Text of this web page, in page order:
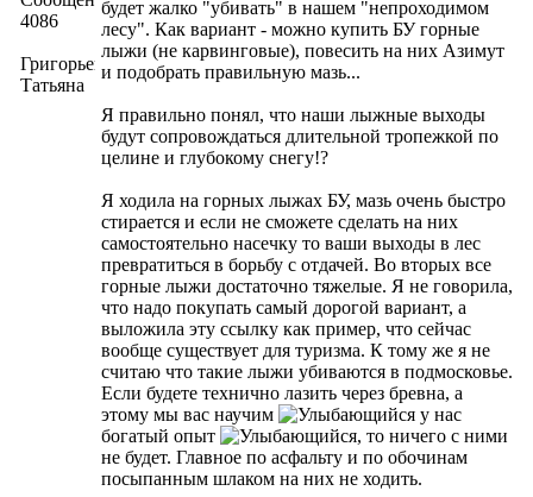
4086
Григорьева
Татьяна
будет жалко "убивать" в нашем "непроходимом
лесу". Как вариант - можно купить БУ горные
лыжи (не карвинговые), повесить на них Азимут
и подобрать правильную мазь...
Я правильно понял, что наши лыжные выходы
будут сопровождаться длительной тропежкой по
целине и глубокому снегу!?
Я ходила на горных лыжах БУ, мазь очень быстро
стирается и если не сможете сделать на них
самостоятельно насечку то ваши выходы в лес
превратиться в борьбу с отдачей. Во вторых все
горные лыжи достаточно тяжелые. Я не говорила,
что надо покупать самый дорогой вариант, а
выложила эту ссылку как пример, что сейчас
вообще существует для туризма. К тому же я не
считаю что такие лыжи убиваются в подмосковье.
Если будете технично лазить через бревна, а
этому мы вас научим
у нас
богатый опыт
, то ничего с ними
не будет. Главное по асфальту и по обочинам
посыпанным шлаком на них не ходить.